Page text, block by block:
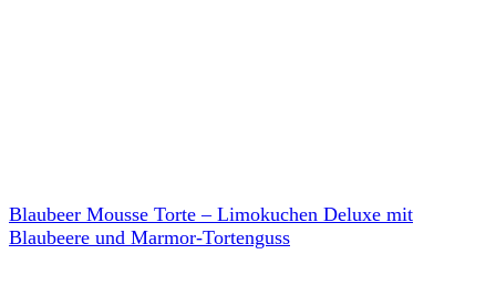
Blaubeer Mousse Torte – Limokuchen Deluxe mit
Blaubeere und Marmor-Tortenguss